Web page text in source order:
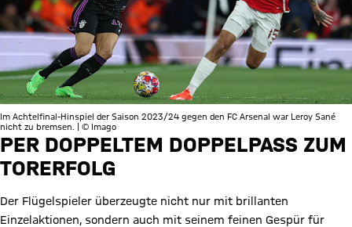
Im Achtelfinal-Hinspiel der Saison 2023/24 gegen den FC Arsenal war Leroy Sané
nicht zu bremsen. | © Imago
PER DOPPELTEM DOPPELPASS ZUM
TORERFOLG
Der Flügelspieler überzeugte nicht nur mit brillanten
Einzelaktionen, sondern auch mit seinem feinen Gespür für